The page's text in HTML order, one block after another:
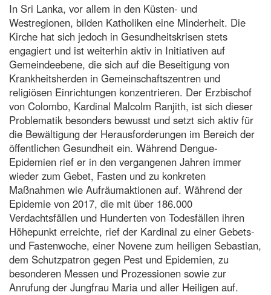
In Sri Lanka, vor allem in den Küsten- und
Westregionen, bilden Katholiken eine Minderheit. Die
Kirche hat sich jedoch in Gesundheitskrisen stets
engagiert und ist weiterhin aktiv in Initiativen auf
Gemeindeebene, die sich auf die Beseitigung von
Krankheitsherden in Gemeinschaftszentren und
religiösen Einrichtungen konzentrieren. Der Erzbischof
von Colombo, Kardinal Malcolm Ranjith, ist sich dieser
Problematik besonders bewusst und setzt sich aktiv für
die Bewältigung der Herausforderungen im Bereich der
öffentlichen Gesundheit ein. Während Dengue-
Epidemien rief er in den vergangenen Jahren immer
wieder zum Gebet, Fasten und zu konkreten
Maßnahmen wie Aufräumaktionen auf. Während der
Epidemie von 2017, die mit über 186.000
Verdachtsfällen und Hunderten von Todesfällen ihren
Höhepunkt erreichte, rief der Kardinal zu einer Gebets-
und Fastenwoche, einer Novene zum heiligen Sebastian,
dem Schutzpatron gegen Pest und Epidemien, zu
besonderen Messen und Prozessionen sowie zur
Anrufung der Jungfrau Maria und aller Heiligen auf.